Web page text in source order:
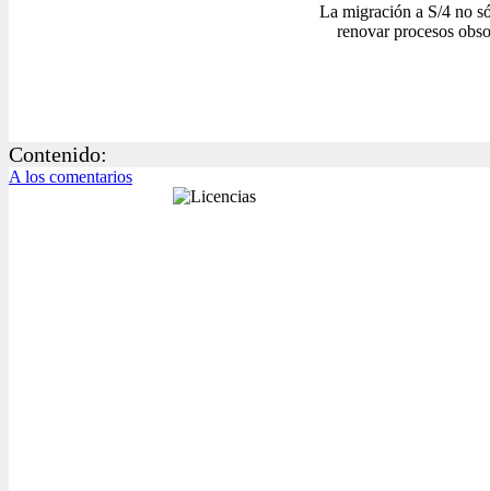
La migración a S/4 no
renovar procesos
Contenido:
A los comentarios